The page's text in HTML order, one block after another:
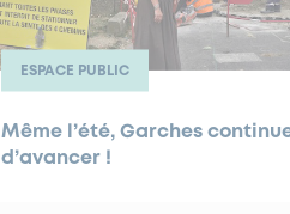
ESPACE PUBLIC
Même l’été, Garches
d’avancer !